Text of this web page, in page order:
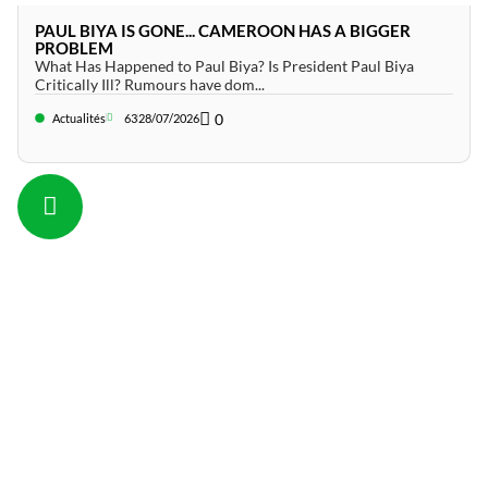
PAUL BIYA IS GONE... CAMEROON HAS A BIGGER
PROBLEM
What Has Happened to Paul Biya? Is President Paul Biya
Critically Ill? Rumours have dom...
Actualités 6328/07/2026 0